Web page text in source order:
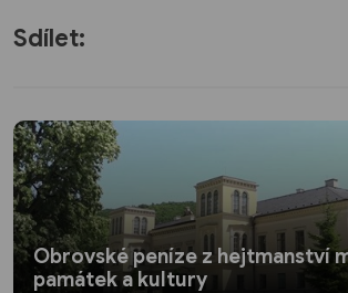
Sdílet:
Obrovské peníze z hejtmanství
památek a kultury